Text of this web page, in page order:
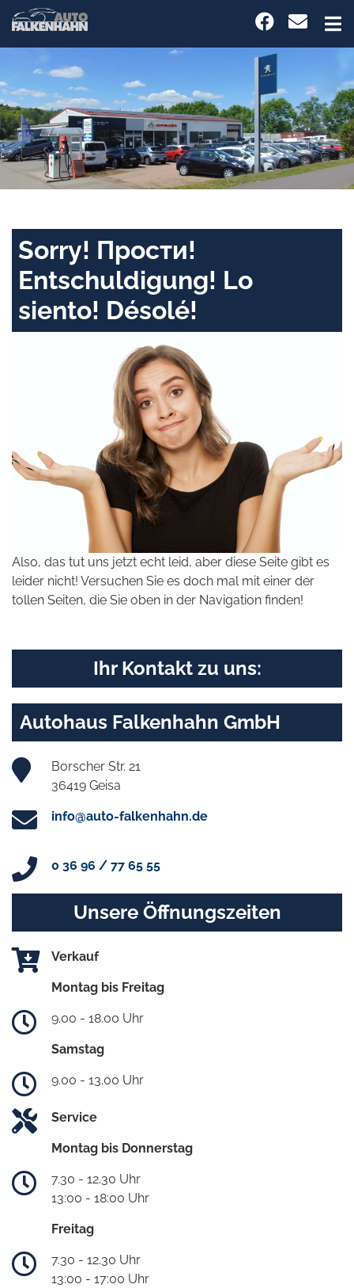
Sorry! Прости!
Entschuldigung! Lo
siento! Désolé!
Also, das tut uns jetzt echt leid, aber diese Seite gibt es
leider nicht! Versuchen Sie es doch mal mit einer der
tollen Seiten, die Sie oben in der Navigation finden!
Ihr Kontakt zu uns:
Autohaus Falkenhahn GmbH
Borscher Str. 21
36419 Geisa
info@auto-falkenhahn.de
0 36 96 / 77 65 55
Unsere Öffnungszeiten
Verkauf
Montag bis Freitag
9.00 - 18.00 Uhr
Samstag
9.00 - 13.00 Uhr
Service
Montag bis Donnerstag
7.30 - 12.30 Uhr
13:00 - 18:00 Uhr
Freitag
7.30 - 12.30 Uhr
13:00 - 17:00 Uhr